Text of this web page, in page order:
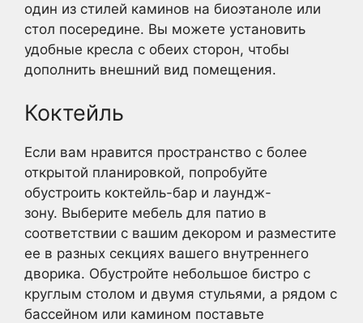
один из стилей каминов на биоэтаноле или
стол посередине. Вы можете установить
удобные кресла с обеих сторон, чтобы
дополнить внешний вид помещения.
Коктейль
Если вам нравится пространство с более
открытой планировкой, попробуйте
обустроить коктейль-бар и лаундж-
зону. Выберите мебель для патио в
соответствии с вашим декором и разместите
ее в разных секциях вашего внутреннего
дворика. Обустройте небольшое бистро с
круглым столом и двумя стульями, а рядом с
бассейном или камином поставьте